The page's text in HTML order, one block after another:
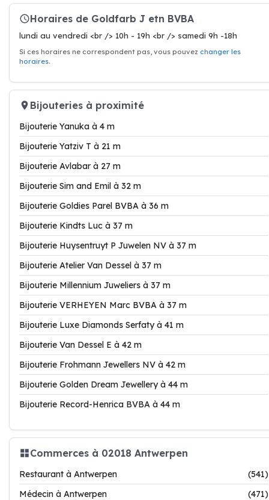
Horaires de Goldfarb J etn BVBA
lundi au vendredi <br /> 10h - 19h <br /> samedi 9h -18h
Si ces horaires ne correspondent pas, vous pouvez changer les
horaires.
Bijouteries à proximité
Bijouterie Yanuka à 4 m
Bijouterie Yatziv T à 21 m
Bijouterie Avlabar à 27 m
Bijouterie Sim and Emil à 32 m
Bijouterie Goldies Parel BVBA à 36 m
Bijouterie Kindts Luc à 37 m
Bijouterie Huysentruyt P Juwelen NV à 37 m
Bijouterie Atelier Van Dessel à 37 m
Bijouterie Millennium Juweliers à 37 m
Bijouterie VERHEYEN Marc BVBA à 37 m
Bijouterie Luxe Diamonds Serfaty à 41 m
Bijouterie Van Dessel E à 42 m
Bijouterie Frohmann Jewellers NV à 42 m
Bijouterie Golden Dream Jewellery à 44 m
Bijouterie Record-Henrica BVBA à 44 m
Commerces à 02018 Antwerpen
Restaurant à Antwerpen
(541)
Médecin à Antwerpen
(471)